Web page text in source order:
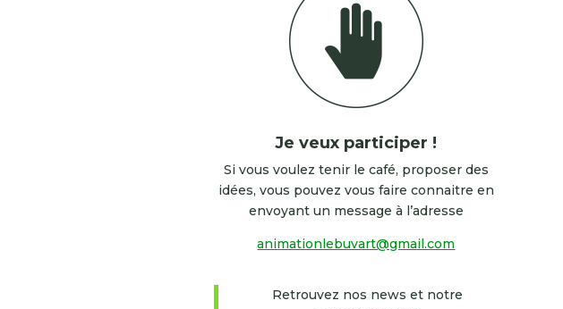
Je veux participer !
Si vous voulez tenir le café, proposer des
idées, vous pouvez vous faire connaitre en
envoyant un message à l’adresse
animationlebuvart@gmail.com
Retrouvez nos news et notre